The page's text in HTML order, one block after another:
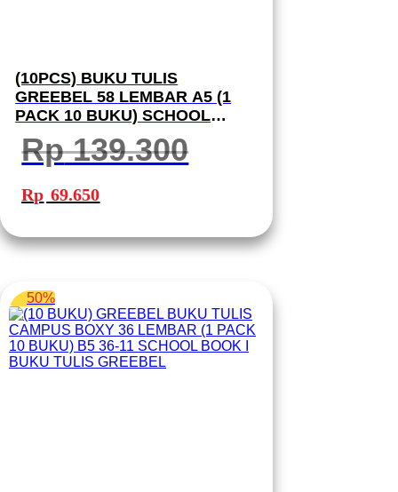
(10PCS) BUKU TULIS
GREEBEL 58 LEMBAR A5 (1
PACK 10 BUKU) SCHOOL
BOOK I BUKU TULIS GREEBEL
Rp139.300
Harga
aslinya
adalah:
Rp 69.650ini
50%